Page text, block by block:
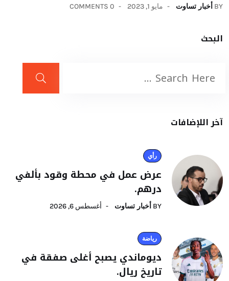
BY أخبار تساوت مايو 1, 2023 0 COMMENTS
البحث
آخر اللإضافات
رأي
عرض عمل في محطة وقود بألفي
درهم.
BY أخبار تساوت أغسطس 6, 2026
رياضة
ديوماندي يصبح أغلى صفقة في
تاريخ ريال.